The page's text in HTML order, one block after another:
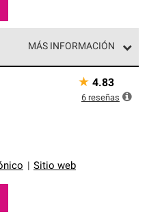
MÁS INFORMACIÓN
de techos
y requisitos estrictos
Sitio web
★ 4.83
6 reseñas